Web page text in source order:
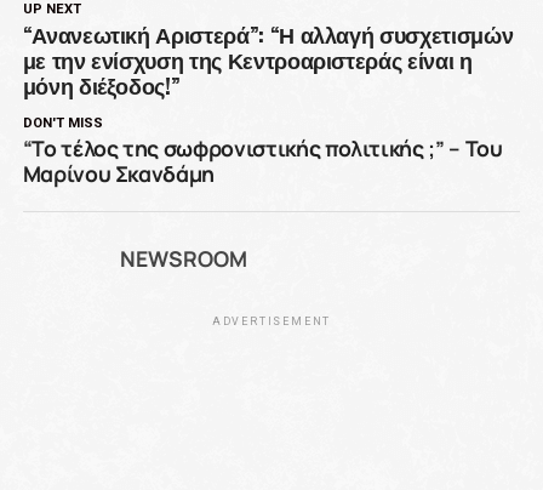
UP NEXT
“Ανανεωτική Αριστερά”: “Η αλλαγή συσχετισμών
με την ενίσχυση της Κεντροαριστεράς είναι η
μόνη διέξοδος!”
DON'T MISS
“Το τέλος της σωφρονιστικής πολιτικής ;” – Του
Μαρίνου Σκανδάμη
NEWSROOM
ADVERTISEMENT